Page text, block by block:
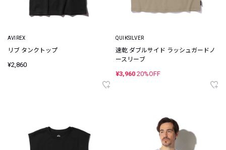
AVIREX
リブ タンクトップ
¥2,860
QUIKSILVER
速乾 ダブルサイド ラッシュガードノ
ースリーブ
¥3,960 20%OFF